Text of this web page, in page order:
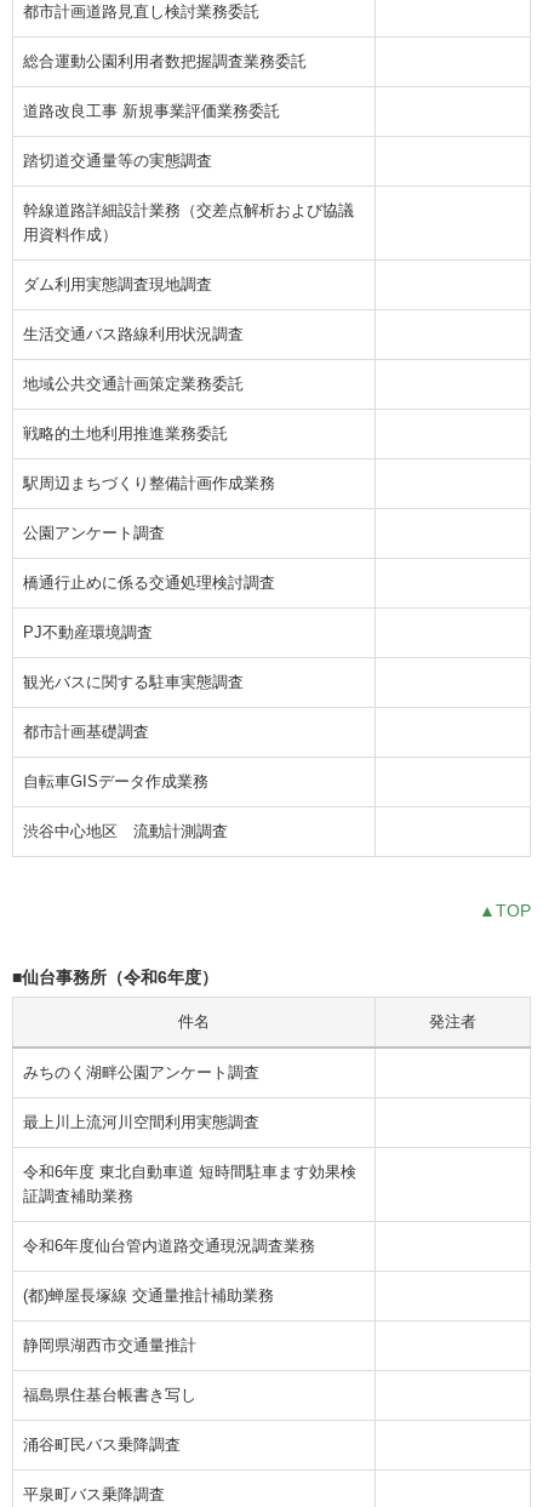
都市計画道路見直し検討業務委託
総合運動公園利用者数把握調査業務委託
道路改良工事 新規事業評価業務委託
踏切道交通量等の実態調査
幹線道路詳細設計業務（交差点解析および協議
用資料作成）
ダム利用実態調査現地調査
生活交通バス路線利用状況調査
地域公共交通計画策定業務委託
戦略的土地利用推進業務委託
駅周辺まちづくり整備計画作成業務
公園アンケート調査
橋通行止めに係る交通処理検討調査
PJ不動産環境調査
観光バスに関する駐車実態調査
都市計画基礎調査
自転車GISデータ作成業務
渋谷中心地区 流動計測調査
▲TOP
■仙台事務所（令和6年度）
件名 発注者
みちのく湖畔公園アンケート調査
最上川上流河川空間利用実態調査
令和6年度 東北自動車道 短時間駐車ます効果検
証調査補助業務
令和6年度仙台管内道路交通現況調査業務
(都)蝉屋長塚線 交通量推計補助業務
静岡県湖西市交通量推計
福島県住基台帳書き写し
涌谷町民バス乗降調査
平泉町バス乗降調査